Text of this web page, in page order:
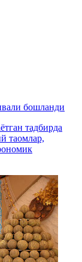
бошланди
тадбирда
таомлар,